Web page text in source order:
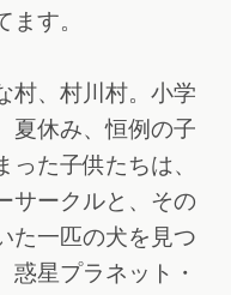
す。
村、村川村。小学
夏休み、恒例の子
た子供たちは、
サークルと、その
た一匹の犬を見つ
惑星プラネット・